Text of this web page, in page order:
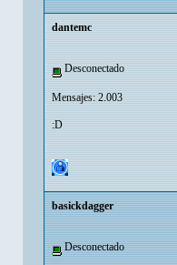
dantemc
Desconectado
Mensajes: 2.003
:D
basickdagger
Desconectado